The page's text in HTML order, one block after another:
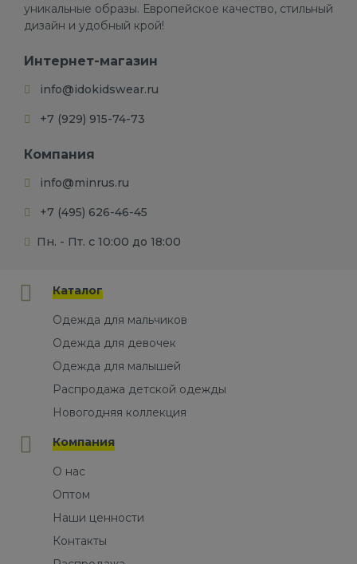
уникальные образы. Европейское качество, стильный
дизайн и удобный крой!
Интернет-магазин
info@idokidswear.ru
+7 (929) 915-74-73
Компания
info@minrus.ru
+7 (495) 626-46-45
Пн. - Пт. с 10:00 до 18:00
Каталог
Одежда для мальчиков
Одежда для девочек
Одежда для малышей
Распродажа детской одежды
Новогодняя коллекция
Компания
О нас
Оптом
Наши ценности
Контакты